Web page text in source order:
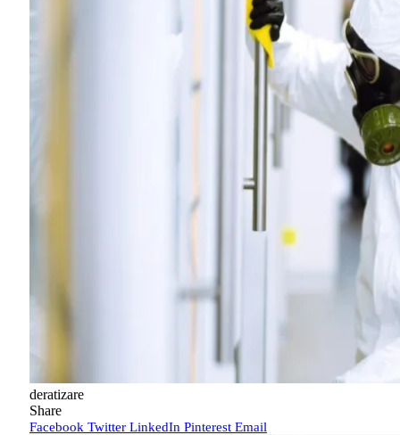
deratizare
Share
Facebook Twitter LinkedIn Pinterest Email